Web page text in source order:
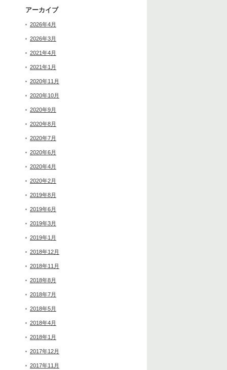
アーカイブ
2026年4月
2026年3月
2021年4月
2021年1月
2020年11月
2020年10月
2020年9月
2020年8月
2020年7月
2020年6月
2020年4月
2020年2月
2019年8月
2019年6月
2019年3月
2019年1月
2018年12月
2018年11月
2018年8月
2018年7月
2018年5月
2018年4月
2018年1月
2017年12月
2017年11月